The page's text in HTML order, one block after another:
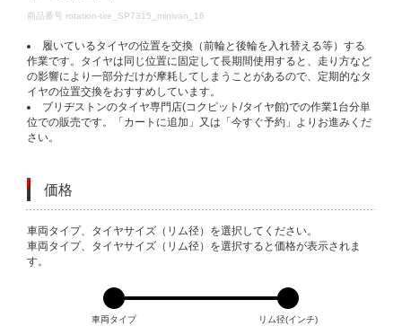
DETAILS
商品番号 rotation-tire_SP7315_minivan_16
履いているタイヤの位置を交換（前輪と後輪を入れ替える等）する
作業です。タイヤは同じ位置に固定して長期間使用すると、走り方など
の影響により一部分だけが摩耗してしまうことがあるので、定期的なタ
イヤの位置交換をおすすめしています。
ブリヂストンのタイヤ専門店(コクピット/タイヤ館)での作業1台分単
位での販売です。「カートに追加」又は「今すぐ予約」よりお進みくだ
さい。
価格
VARIATIONS
車両タイプ、タイヤサイズ（リム径）を選択してください。
車両タイプ、タイヤサイズ（リム径）を選択すると価格が表示されま
す。
車両タイプ リム径(インチ)